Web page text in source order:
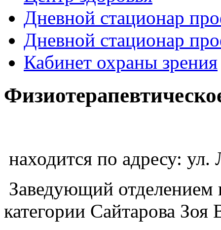
Дневной стационар
Дневной стационар
Кабинет охраны зрения
Все для
находится по адресу: ул.
Заведующий отделением
категории Сайтарова Зоя